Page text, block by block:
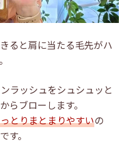
ると肩に当たる毛先がハ
ラッシュをシュシュッと
らブローします。
とりまとまりやすいの
す。